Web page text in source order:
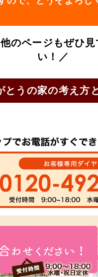
のページもぜひ見
い！／
とうの家の考え方